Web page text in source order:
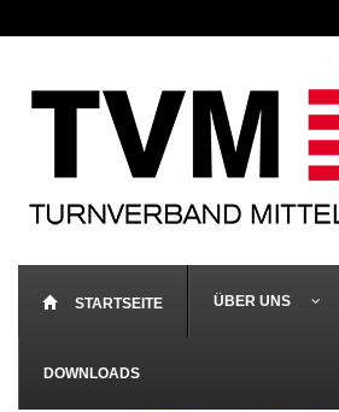
STARTSEITE ÜBER UNS
DOWNLOADS